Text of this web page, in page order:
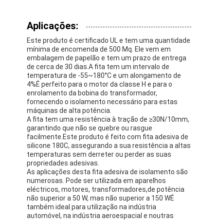
Controle da qualidade
Contacte-nos
Fita adesiva da isolação
Fita da isolação de pano de vidro
Fita resistente ao calor da isolação
Fita adesiva de pano de vidro
Fita adesiva do filme do Polyimide
Fita de esparadrapo da folha de alumínio
Aplicações:
Este produto é certificado UL e tem uma quantidade
mínima de encomenda de 500 Mq. Ele vem em
embalagem de papelão e tem um prazo de entrega
de cerca de 30 dias.A fita tem um intervalo de
temperatura de -55~180°C e um alongamento de
4%É perfeito para o motor da classe H e para o
enrolamento da bobina do transformador,
fornecendo o isolamento necessário para estas
máquinas de alta potência.
A fita tem uma resistência à tração de ≥30N/10mm,
garantindo que não se quebre ou rasgue
facilmente.Este produto é feito com fita adesiva de
silicone 180C, assegurando a sua resistência a altas
temperaturas sem derreter ou perder as suas
propriedades adesivas.
As aplicações desta fita adesiva de isolamento são
numerosas. Pode ser utilizada em aparelhos
eléctricos, motores, transformadores,de potência
não superior a 50 W, mas não superior a 150 WÉ
também ideal para utilização na indústria
automóvel, na indústria aeroespacial e noutras